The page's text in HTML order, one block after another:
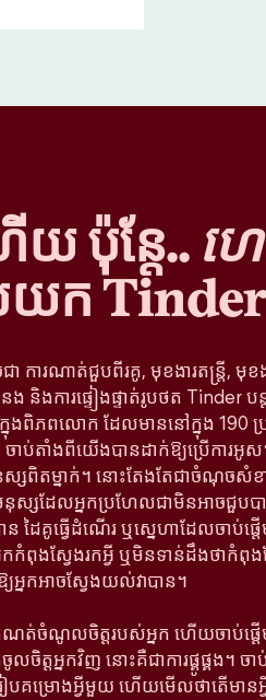
យ ប៉ុន្តែ.. ហេ
យក
ការណាត់ជួបពីរគូ, មុខងារតន្រ្តី, មុខ
និងការផ្ទៀងផ្ទាត់រូបថត Tinder ប
ពិភពលោក ដែលមាននៅក្នុង 190 ប្រ
ាប់តាំងពីយើងបានដាក់ឱ្យប្រើការអូ
សពិតម្នាក់។ នោះតែងតែជាចំណុចសំខា
ស្សដែលអ្នកប្រហែលជាមិនអាចជួបបា
ន ដៃគូធ្វើដំណើរ ឬស្នេហាដែលចាប់
កកំពុងស្វែងរកអ្វី ឬមិនទាន់ដឹងថាកំពុ
យអ្នកអាចស្វែងយល់វាបាន។
ណត់ចំណូលចិត្តរបស់អ្នក ហើយចាប់ផ្ត
ចិត្តអ្នកវិញ នោះគឺជាការផ្គូផ្គង។ ច
ៀបគម្រោងអ្វីមួយ ហើយមើលថាតើមាន